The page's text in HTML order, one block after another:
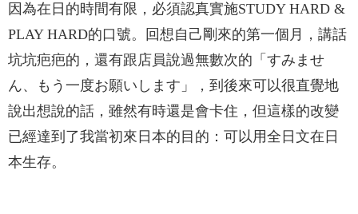
因為在日的時間有限，必須認真實施STUDY HARD &
PLAY HARD的口號。回想自己剛來的第一個月，講話
坑坑疤疤的，還有跟店員說過無數次的「すみませ
ん、もう一度お願いします」，到後來可以很直覺地
說出想說的話，雖然有時還是會卡住，但這樣的改變
已經達到了我當初來日本的目的：可以用全日文在日
本生存。